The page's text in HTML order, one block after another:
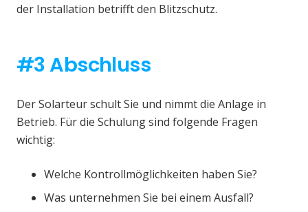
der Installation betrifft den Blitzschutz.
#3 Abschluss
Der Solarteur schult Sie und nimmt die Anlage in
Betrieb. Für die Schulung sind folgende Fragen
wichtig:
Welche Kontrollmöglichkeiten haben Sie?
Was unternehmen Sie bei einem Ausfall?